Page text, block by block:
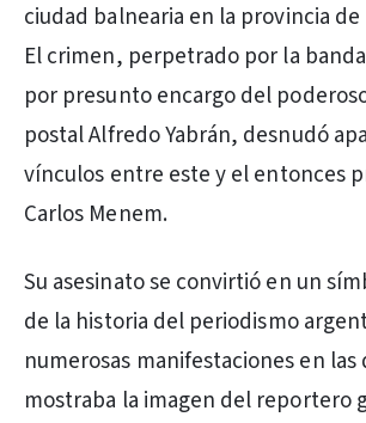
ciudad balnearia en la provincia de
El crimen, perpetrado por la
por presunto encargo del
postal Alfredo Yabrán, desnudó
vínculos entre este y el entonces
Carlos Menem.
Su asesinato se convirtió en un
de la historia del periodismo
numerosas manifestaciones en las
mostraba la imagen del reportero